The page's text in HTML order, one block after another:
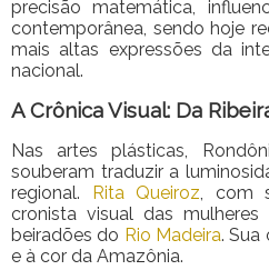
precisão matemática,
contemporânea, sendo hoje
mais altas expressões da
nacional.
A Crônica Visual: Da
Nas artes plásticas,
souberam traduzir a
regional. Rita Queiroz, com
cronista visual das
beiradões do Rio Madeira. Sua
e à cor da Amazônia.